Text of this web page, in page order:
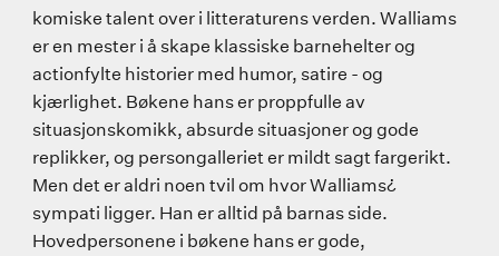
komiske talent over i litteraturens verden. Walliams
er en mester i å skape klassiske barnehelter og
actionfylte historier med humor, satire - og
kjærlighet. Bøkene hans er proppfulle av
situasjonskomikk, absurde situasjoner og gode
replikker, og persongalleriet er mildt sagt fargerikt.
Men det er aldri noen tvil om hvor Walliams¿
sympati ligger. Han er alltid på barnas side.
Hovedpersonene i bøkene hans er gode,